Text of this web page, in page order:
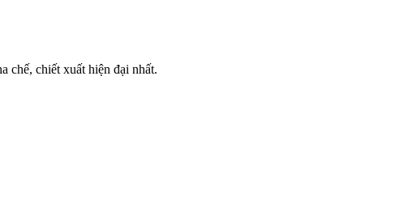
chế, chiết xuất hiện đại nhất.